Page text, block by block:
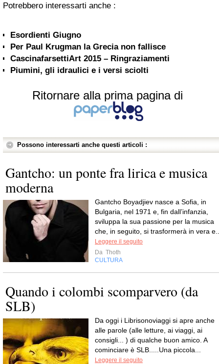
Potrebbero interessarti anche :
Esordienti Giugno
Per Paul Krugman la Grecia non fallisce
CascinafarsettiArt 2015 – Ringraziamenti
Piumini, gli idraulici e i versi sciolti
Ritornare alla prima pagina di
Possono interessarti anche questi articoli :
Gantcho: un ponte fra lirica e musica
moderna
Gantcho Boyadjiev nasce a Sofia, in
Bulgaria, nel 1971 e, fin dall’infanzia,
sviluppa la sua passione per la musica
che, in seguito, si trasformerà in vera
Leggere il seguito
Da Thoth
CULTURA
Quando i colombi scomparvero (da
SLB)
Da oggi i Librisonoviaggi si apre anche
alle parole (alle letture, ai viaggi, ai
consigli... ) di qualche buon amico. A
cominciare è SLB.....Una piccola...
Leggere il seguito